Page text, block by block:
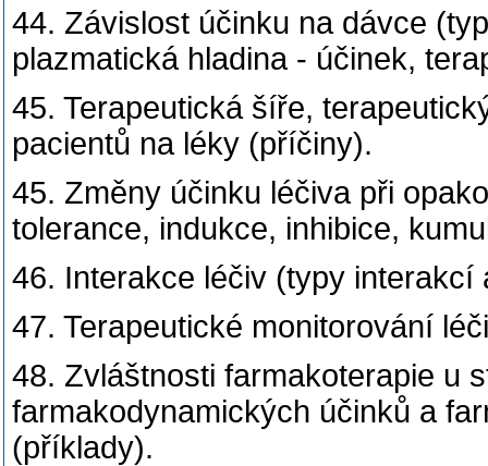
44. Závislost účinku na dávce
plazmatická hladina - účinek,
45. Terapeutická šíře,
pacientů na léky (příčiny).
45. Změny účinku léčiva při
tolerance, indukce, inhibice,
46. Interakce léčiv (typy interakcí
47. Terapeutické monitorování
48. Zvláštnosti farmakoterapie u
farmakodynamických účinků a
(příklady).